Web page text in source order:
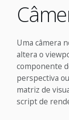
Uma câmera
altera o
componente
perspectiva
matriz de
script de